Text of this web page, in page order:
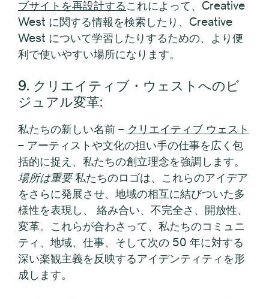
ブサイトを再設計するこれによって、Creative
West に関する情報を検索したり、Creative
West について学習したりするための、より便
利で使いやすい場所になります。
9. クリエイティブ・ウェストへのビ
ジュアル変革:
私たちの新しい名前 – クリエイティブ ウェスト
– アーティストや文化の担い手の仕事を広く包
括的に捉え、私たちの創立理念を強調します。
場所は重要私たちのロゴは、これらのアイデア
をさらに発展させ、地域の相互に結びついた多
様性を表現し、 絡み合い、不完全さ、開放性、
変革。これらが合わさって、私たちのコミュニ
ティ、地域、仕事、そして次の 50 年に対する
深い楽観主義を反映するアイデンティティを形
成します。